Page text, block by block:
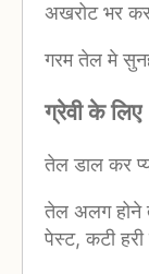
अखरोट भर
गरम तेल मे
ग्रेवी के लिए
तेल डाल कर
तेल अलग होने
पेस्ट, कटी हरी